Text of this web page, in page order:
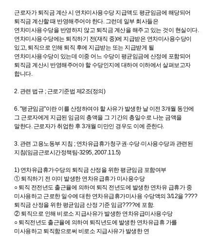
근로자가 퇴직금 계산 시 연차미사용수당 지급액도 평균임금에 해당되어
퇴직금 계산할 때 반영해주어야 한다. 그런데 일부 회사들은
연차미사용수당을 반영하지 않고 퇴직금 계산을 해주고 있는 것이 현실이다.
연차미사용수당에는 퇴직하기 전(재직 중)에 지급받은 연차미사용수당이
있고, 퇴직으로 인해 퇴직 후에 지급받는 또는 지급받게 될
연차미사용수당이 있는데 이중 어느 수당이 평균임금에 산정에 포함되어
퇴직금 계산시 반영해주어야 할 수당인지에 대하여 이하에서 살펴보고자
합니다.
2. 관련 법규 ; 근로기준법 제2조(정의)
6. "평균임금"이란 이를 산정하여야 할 사유가 발생한 날 이전 3개월 동안에
그 근로자에게 지급된 임금의 총액을 그 기간의 총일수로 나눈 금액을
말한다. 근로자가 취업한 후 3개월 미만인 경우도 이에 준한다.
3. 관련 고용노동부 지침 ; 연차유급휴가청구권·수당·미사용수당과 관련된
지침(임금근로시간정책팀-3295, 2007.11.5)
1) 연차유급휴가수당의 퇴직금 산정을 위한 평균임금 포함여부
① 퇴직하기 전 이미 발생한 연차유급휴가 미사용수당
○ 퇴직 전전년도 출근율에 의하여 퇴직 전년도에 발생한 연차유 급휴가 중
미사용하고 근로한 일수에 대한 연차유급휴가미사용 수당액의 3/12을 ????
퇴직금 산정을 위한 평균임금 산정 기준 임금????에 포함.
② 퇴직으로 인해 비로소 지급사유가 발생한 연차유급미사용수당
○ 퇴직전년도 출근율에 의하여 퇴직년도에 발생한 연차유급휴 가를
미사용하고 퇴직함으로써 비로소 지급사유가 발생한 연